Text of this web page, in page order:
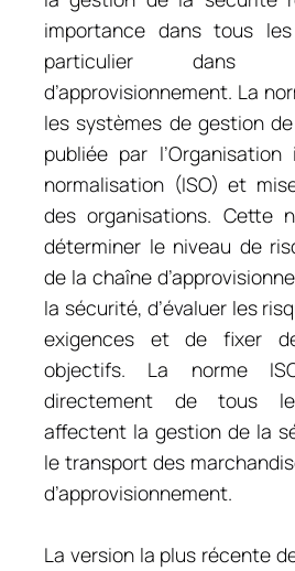
importance dans tous
particulier dans
d’approvisionnement. La
les systèmes de gestion
publiée par
normalisation (ISO) et
des organisations. Cette
déterminer le niveau de
de la chaîne
la sécurité, d’évaluer les
exigences et de fixer
objectifs. La norme
directement de tous
affectent la gestion de la
le transport des
d’approvisionnement.
La version la plus récente